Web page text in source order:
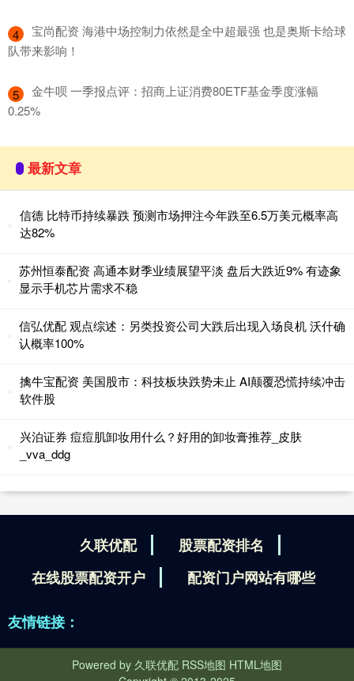
4
​宝尚配资 海港中场控制力依然是全中超最强 也是奥斯卡给球
队带来影响！
5
​金牛呗 一季报点评：招商上证消费80ETF基金季度涨幅
0.25%
最新文章
信德 比特币持续暴跌 预测市场押注今年跌至6.5万美元概率高
达82%
苏州恒泰配资 高通本财季业绩展望平淡 盘后大跌近9% 有迹象
显示手机芯片需求不稳
信弘优配 观点综述：另类投资公司大跌后出现入场良机 沃什确
认概率100%
擒牛宝配资 美国股市：科技板块跌势未止 AI颠覆恐慌持续冲击
软件股
兴泊证券 痘痘肌卸妆用什么？好用的卸妆膏推荐_皮肤
_vva_ddg
久联优配
股票配资排名
在线股票配资开户
配资门户网站有哪些
友情链接：
Powered by 久联优配 RSS地图 HTML地图